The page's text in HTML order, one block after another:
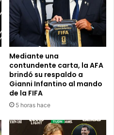
Mediante una
contundente carta, la AFA
brindó su respaldo a
Gianni Infantino al mando
de la FIFA
5 horas hace